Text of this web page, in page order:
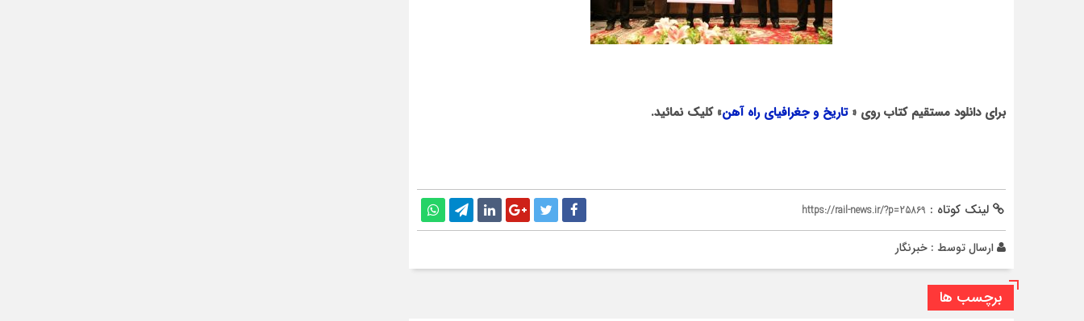
برای دانلود مستقیم کتاب روی «تاریخ و جغرافیای راه آهن» کلیک نمائید.
لینک کوتاه : https://rail-news.ir/?p=25869
ارسال توسط : خبرنگار
برچسب ها